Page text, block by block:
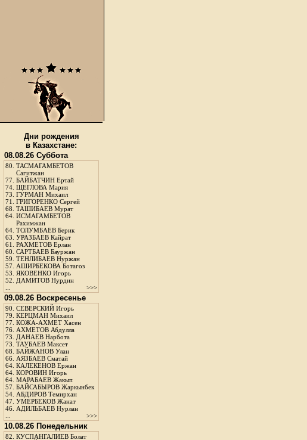
Дни рождения
в Казахстане:
08.08.26 Суббота
80. ТАСМАГАМБЕТОВ
Сагитжан
77. БАЙБАТЧИН Ертай
74. ЩЕГЛОВА Мария
73. ГУРМАН Михаил
71. ГРИГОРЕНКО Сергей
68. ТАШИБАЕВ Мурат
64. ИСМАГАМБЕТОВ
Рахимжан
64. ТОЛУМБАЕВ Берик
63. УРАЗБАЕВ Кайрат
61. РАХМЕТОВ Ерлан
60. САРТБАЕВ Бауржан
59. ТЕНЛИБАЕВ Нуржан
57. АШИРБЕКОВА Ботагоз
53. ЯКОВЕНКО Игорь
52. ДАМИТОВ Нурдин
>>>
09.08.26 Воскресенье
90. СЕВЕРСКИЙ Игорь
79. КЕРЦМАН Михаил
77. КОЖА-АХМЕТ Хасен
76. АХМЕТОВ Абдулла
73. ДАНАЕВ Нарбота
73. ТАУБАЕВ Максет
68. БАЙЖАНОВ Улан
66. АЯЗБАЕВ Сматай
64. КАЛЕКЕНОВ Ержан
64. КОРОВИН Игорь
64. МАРАБАЕВ Жакып
57. БАЙСАБЫРОВ Жаркынбек
54. АБДИРОВ Темирхан
47. УМЕРБЕКОВ Жанат
46. АДИЛЬБАЕВ Нурлан
>>>
10.08.26 Понедельник
82. КУСПАНГАЛИЕВ Болат